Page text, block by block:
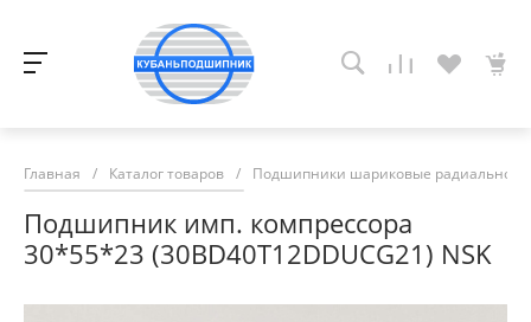
Главная / Каталог товаров / Подшипники шариковые радиально-
Подшипник имп. компрессора
30*55*23 (30BD40T12DDUCG21) NSK